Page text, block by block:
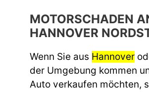
MOTORSCHADEN
HANNOVER
Wenn Sie aus Hannover
der Umgebung kommen
Auto verkaufen möchten,